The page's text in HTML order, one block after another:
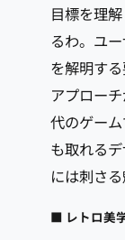
目標を理
るわ。ユ
を解明す
アプロー
代のゲー
も取れる
には刺さる
■ レトロ美